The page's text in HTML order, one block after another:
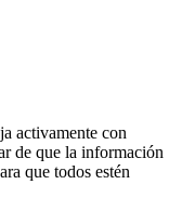
activamente con
de que la información
que todos estén